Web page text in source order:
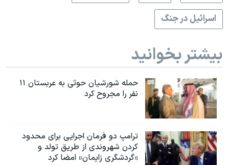
اسرائیل در جنگ
بیشتر بخوانید
حمله شورشیان حوثی به عربستان ۱۱
نفر را مجروح کرد
ترامپ دو فرمان اجرایی برای محدود
کردن شهروندی از طریق تولد و
«گردشگری زایمان» امضا کرد